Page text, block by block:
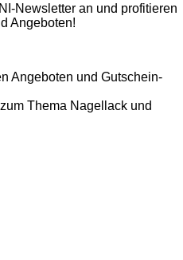
Newsletter an und profitieren
Angeboten!
Angeboten und Gutschein-
Thema Nagellack und